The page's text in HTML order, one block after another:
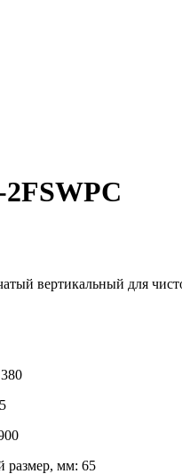
вертикaльный для
размер, мм: 65